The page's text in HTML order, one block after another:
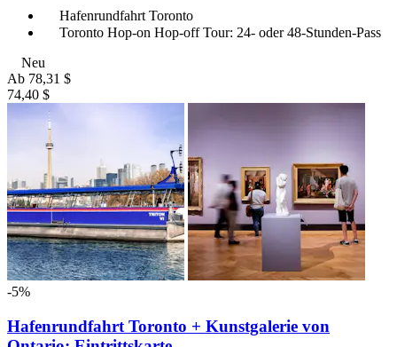
Hafenrundfahrt Toronto
Toronto Hop-on Hop-off Tour: 24- oder 48-Stunden-Pass
Neu
Ab 78,31 $
74,40 $
-5%
Hafenrundfahrt Toronto + Kunstgalerie von